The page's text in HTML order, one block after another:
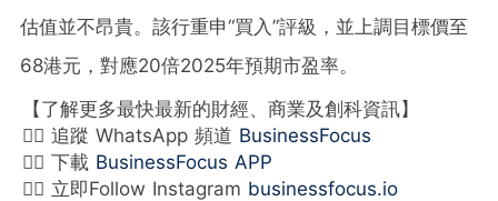
估值並不昂貴。該行重申“買入”評級，並上調目標價至
68港元，對應20倍2025年預期市盈率。
【了解更多最快最新的財經、商業及創科資訊】
👉🏻 追蹤 WhatsApp 頻道 BusinessFocus
👉🏻 下載 BusinessFocus APP
👉🏻 立即Follow Instagram businessfocus.io